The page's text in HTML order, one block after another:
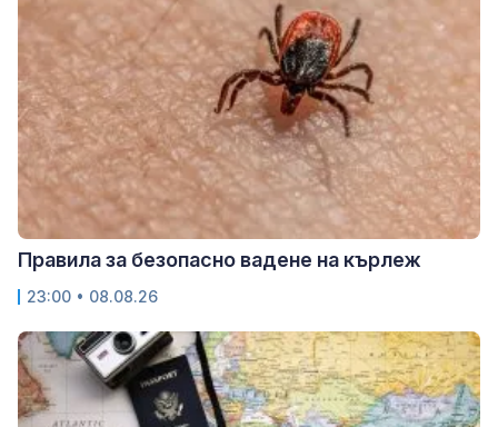
Правила за безопасно вадене на кърлеж
23:00 • 08.08.26